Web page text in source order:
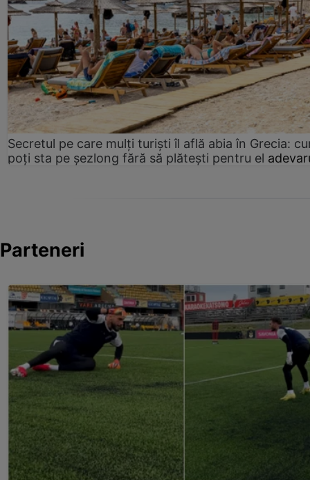
Secretul pe care mulți turiști îl află abia în Grecia:
poți sta pe șezlong fără să plătești pentru el
Parteneri